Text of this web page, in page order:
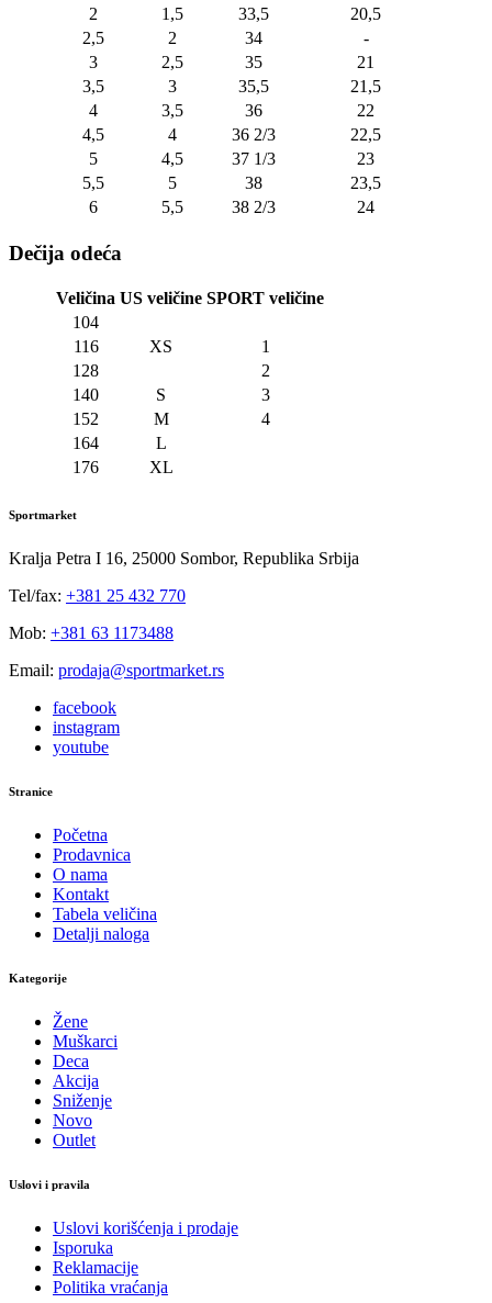
2
1,5 33,5
20,5
2,5
2 34
-
3
2,5 35
21
3,5
3 35,5
21,5
4
3,5 36
22
4,5
4 36 2/3
22,5
5
4,5 37 1/3
23
5,5
5 38
23,5
6
5,5 38 2/3 24
Dečija odeća
Veličina US veličine SPORT veličine
104
116
XS
1
128
2
140
S
3
152
M
4
164
L
176
XL
Sportmarket
Kralja Petra I 16, 25000 Sombor, Republika Srbija
Tel/fax: +381 25 432 770
Mob: +381 63 1173488
Email: prodaja@sportmarket.rs
facebook
instagram
youtube
Stranice
Početna
Prodavnica
O nama
Kontakt
Tabela veličina
Detalji naloga
Kategorije
Žene
Muškarci
Deca
Akcija
Sniženje
Novo
Outlet
Uslovi i pravila
Uslovi korišćenja i prodaje
Isporuka
Reklamacije
Politika vraćanja